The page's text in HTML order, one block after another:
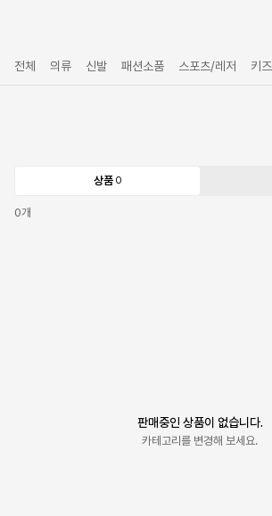
전체 의류 신발 패션소품 스포츠/레저 키즈
상품 0
0개
판매중인 상품이 없습니다.
카테고리를 변경해 보세요.